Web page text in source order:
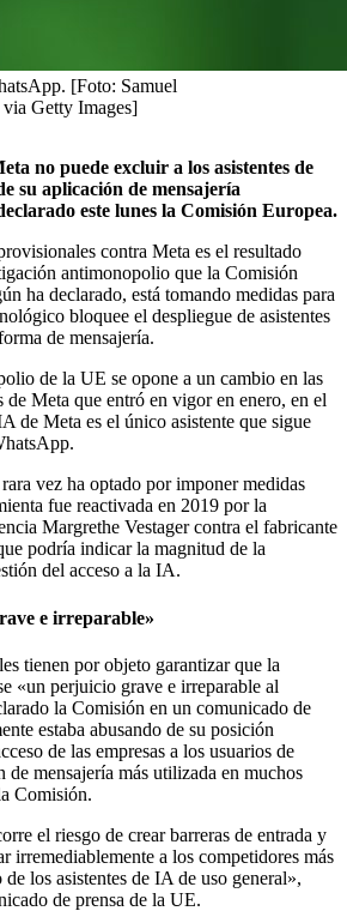
[Foto: Samuel
Getty Images]
no puede excluir a los asistentes de
su aplicación de mensajería
este lunes la Comisión Europea.
contra Meta es el resultado
antimonopolio que la Comisión
ha declarado, está tomando medidas para
bloquee el despliegue de asistentes
de mensajería.
de la UE se opone a un cambio en las
de Meta que entró en vigor en enero, en el
de Meta es el único asistente que sigue
vez ha optado por imponer medidas
fue reactivada en 2019 por la
Margrethe Vestager contra el fabricante
podría indicar la magnitud de la
del acceso a la IA.
e irreparable»
tienen por objeto garantizar que la
«un perjuicio grave e irreparable al
la Comisión en un comunicado de
estaba abusando de su posición
de las empresas a los usuarios de
mensajería más utilizada en muchos
Comisión.
el riesgo de crear barreras de entrada y
irremediablemente a los competidores más
los asistentes de IA de uso general»,
de prensa de la UE.